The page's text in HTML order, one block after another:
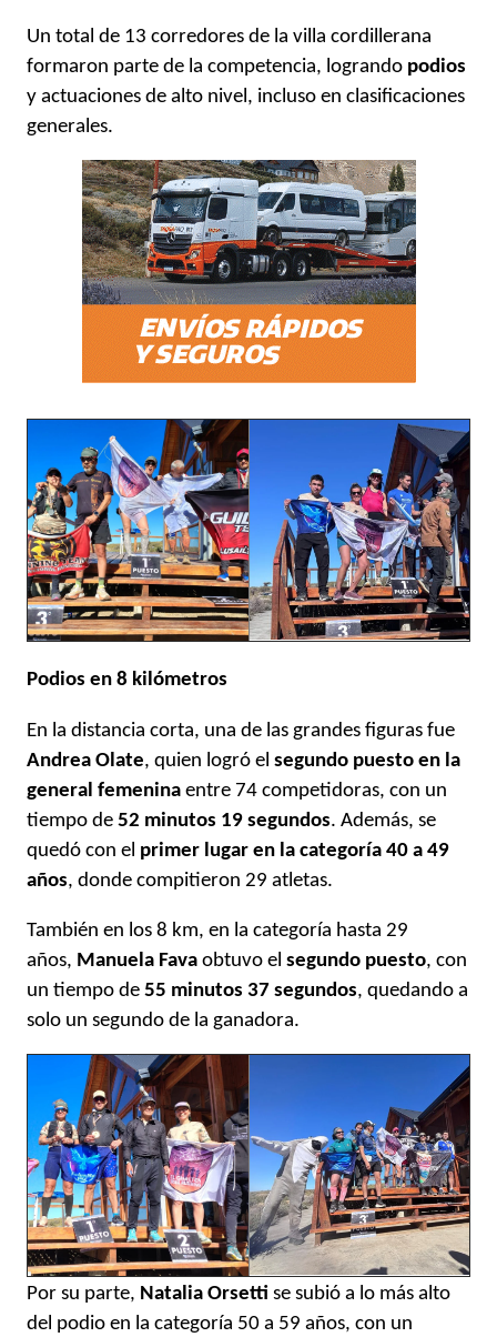
Un total de 13 corredores de la villa cordillerana
formaron parte de la competencia, logrando podios
y actuaciones de alto nivel, incluso en clasificaciones
generales.
Podios en 8 kilómetros
En la distancia corta, una de las grandes figuras fue
Andrea Olate, quien logró el segundo puesto en la
general femenina entre 74 competidoras, con un
tiempo de 52 minutos 19 segundos. Además, se
quedó con el primer lugar en la categoría 40 a 49
años, donde compitieron 29 atletas.
También en los 8 km, en la categoría hasta 29
años, Manuela Fava obtuvo el segundo puesto, con
un tiempo de 55 minutos 37 segundos, quedando a
solo un segundo de la ganadora.
Por su parte, Natalia Orsetti se subió a lo más alto
del podio en la categoría 50 a 59 años, con un